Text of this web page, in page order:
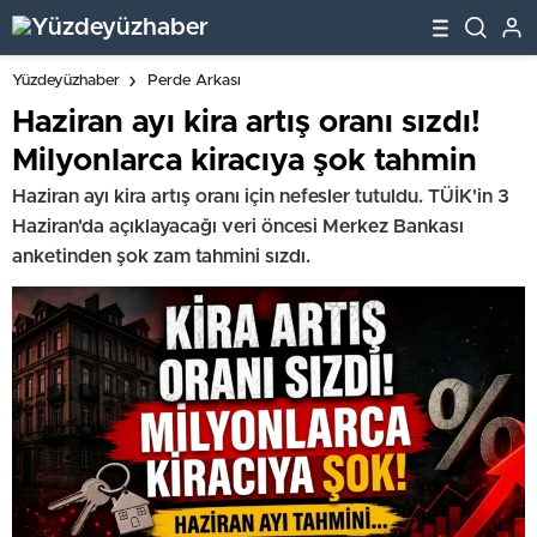
Yüzdeyüzhaber Perde Arkası
Haziran ayı kira artış oranı sızdı!
Milyonlarca kiracıya şok tahmin
Haziran ayı kira artış oranı için nefesler tutuldu. TÜİK'in 3
Haziran'da açıklayacağı veri öncesi Merkez Bankası
anketinden şok zam tahmini sızdı.